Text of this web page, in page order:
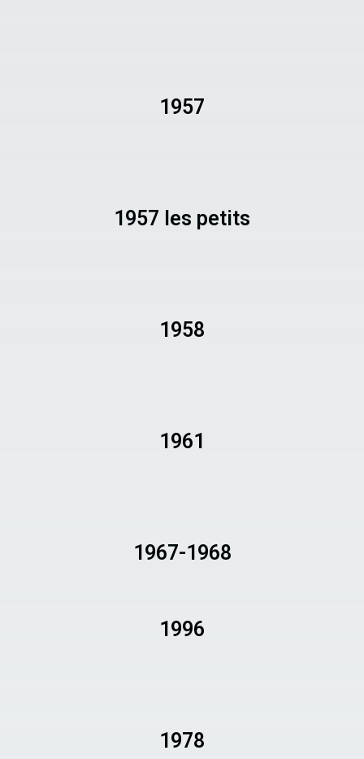
1957
1957 les petits
1958
1961
1967-1968
1996
1978